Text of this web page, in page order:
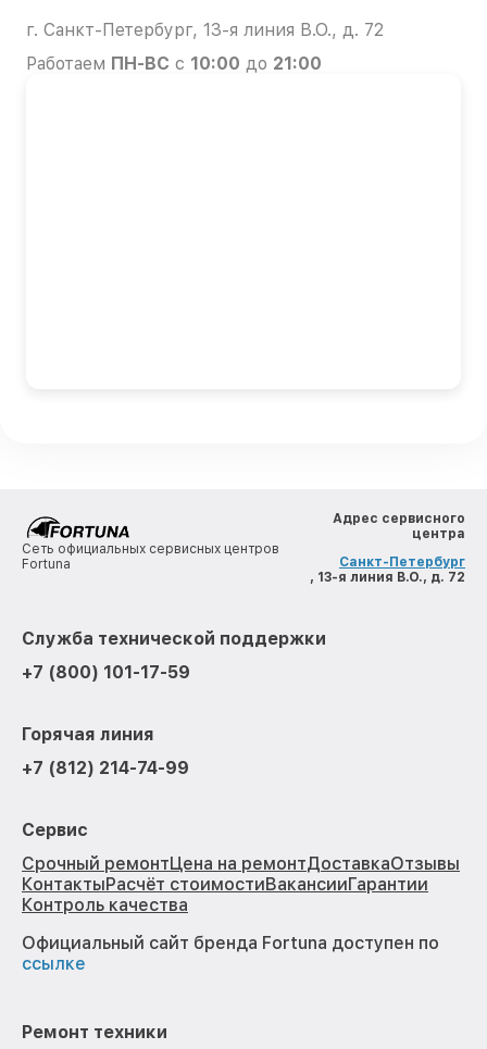
г. Санкт-Петербург, 13-я линия В.О., д. 72
Работаем ПН-ВС с 10:00 до 21:00
Сеть официальных сервисных центров
Fortuna
Адрес сервисного
центра
Санкт-Петербург
, 13-я линия В.О., д. 72
Служба технической поддержки
+7 (800) 101-17-59
Горячая линия
+7 (812) 214-74-99
Сервис
Срочный ремонтЦена на ремонтДоставкаОтзывы
КонтактыРасчёт стоимостиВакансииГарантии
Контроль качества
Официальный сайт бренда Fortuna доступен по
ссылке
Ремонт техники